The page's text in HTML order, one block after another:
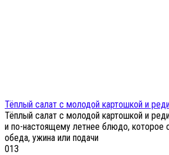
Тёплый салат с молодой картошкой и
Тёплый салат с молодой картошкой и
и по-настоящему летнее блюдо, которое
обеда, ужина или подачи
013